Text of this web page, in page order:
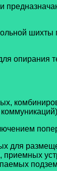
опирания
для
приемных